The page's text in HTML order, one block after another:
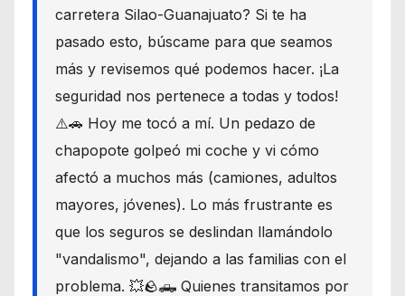
carretera Silao-Guanajuato? Si te ha
pasado esto, búscame para que seamos
más y revisemos qué podemos hacer. ¡La
seguridad nos pertenece a todas y todos!
⚠️🚗 Hoy me tocó a mí. Un pedazo de
chapopote golpeó mi coche y vi cómo
afectó a muchos más (camiones, adultos
mayores, jóvenes). Lo más frustrante es
que los seguros se deslindan llamándolo
"vandalismo", dejando a las familias con el
problema. 💥🪨🛻 Quienes transitamos por